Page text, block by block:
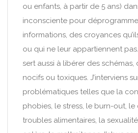
ou enfants, à partir de 5 ans)
inconsciente pour
informations, des croyances
ou qui ne leur appartiennent
sert aussi à libérer des schémas,
nocifs ou toxiques. J’interviens
problématiques telles que la
phobies, le stress, le burn-out, le
troubles alimentaires, la